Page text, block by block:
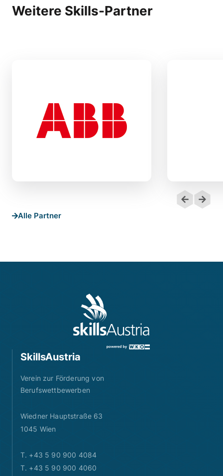
Weitere Skills-Partner
Alle Partner
SkillsAustria
Verein zur Förderung von
Berufswettbewerben
Wiedner Hauptstraße 63
1045 Wien
T. +43 5 90 900 4084
T. +43 5 90 900 4060